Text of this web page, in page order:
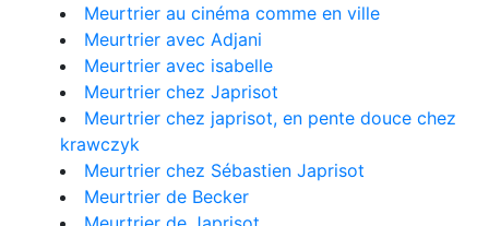
Meurtrier au cinéma comme en ville
Meurtrier avec Adjani
Meurtrier avec isabelle
Meurtrier chez Japrisot
Meurtrier chez japrisot, en pente douce chez
krawczyk
Meurtrier chez Sébastien Japrisot
Meurtrier de Becker